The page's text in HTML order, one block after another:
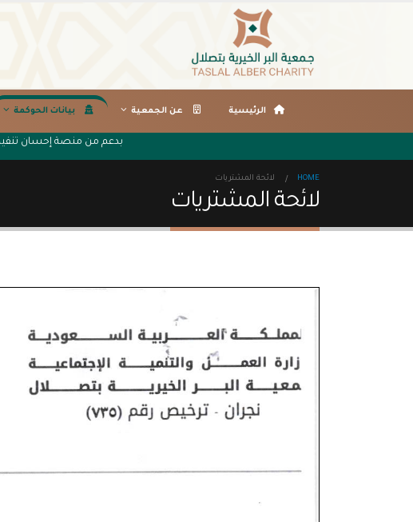
الرئيسية عن الجمعية بيانات الحوكمة
بدعم من منصة إحسان
HOME لائحة المشتريات
لائحة المشتريات